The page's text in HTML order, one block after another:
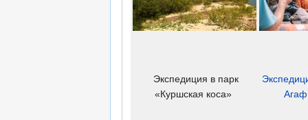
Экспедиция в парк
«Куршская коса»